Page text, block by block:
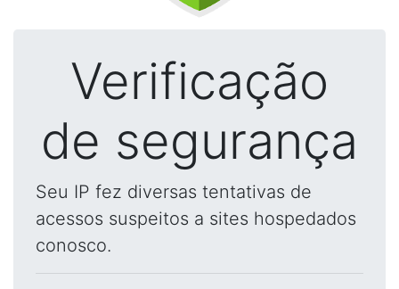
Verificação
de segurança
Seu IP fez diversas tentativas de
acessos suspeitos a sites hospedados
conosco.